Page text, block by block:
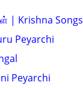
| Krishna Songs
Peyarchi
Peyarchi